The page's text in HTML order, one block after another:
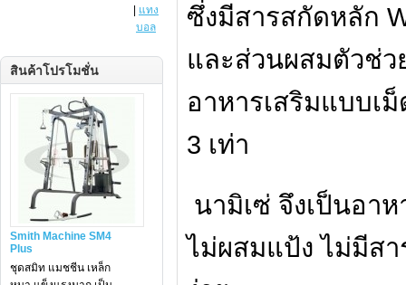
แทง
บอล
สินค้าโปรโมชั่น
Smith Machine SM4
Plus
ชุดสมิท แมชชีน เหล็ก
ซึ่งมีสารสกัดหลัก
และส่วนผสมตัวช่ว
อาหารเสริมแบบเม็
3 เท่า
นามิเซ่ จึงเป็นอา
ไม่ผสมแป้ง ไม่มีสา